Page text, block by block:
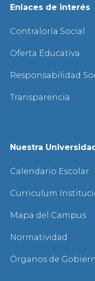
Enlaces de interés
Contraloría Social
Oferta Educativa
Responsabilidad
Transparencia
Nuestra Universidad
Calendario Escolar
Curriculum
Mapa del Campus
Normatividad
Órganos de